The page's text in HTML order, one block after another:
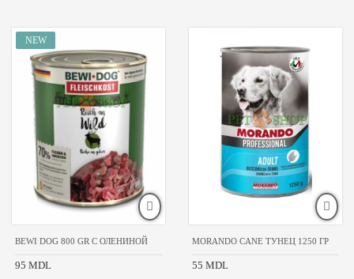
BEWI DOG 800 GR С ОЛЕНИНОЙ
95 MDL
MORANDO CANE ТУНЕЦ 1250 ГР
55 MDL